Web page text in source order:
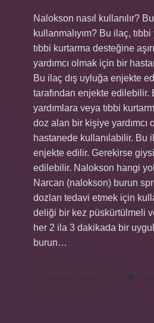
Nalokson nasıl kullanılır? Bu
kullanmalıyım? Bu ilaç,
tıbbi kurtarma desteğine
yardımcı olmak için bir
Bu ilaç dış uyluğa enjekte
tarafından enjekte edilebilir.
yardımlara veya tıbbi
doz alan bir kişiye yardımcı
hastanede kullanılabilir. Bu
enjekte edilir. Gerekirse
edilebilir. Nalokson hangi
Narcan (nalokson) burun
dozları tedavi etmek için
deliği bir kez püskürtülmeli
her 2 ila 3 dakikada bir
burun…
Devamını okuyun
Nalokson
Nedir